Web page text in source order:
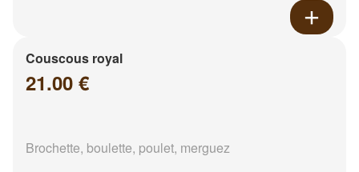
Couscous royal
21.00 €
Brochette, boulette, poulet, merguez